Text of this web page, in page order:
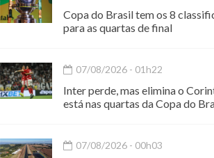
Copa do Brasil tem os 8
para as quartas de final
07/08/2026 - 01h22
Inter perde, mas elimina o
está nas quartas da Copa do
07/08/2026 - 00h03